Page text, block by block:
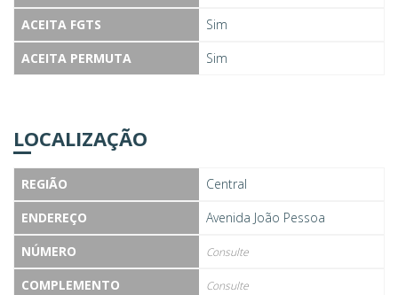
ACEITA FGTS
Sim
ACEITA PERMUTA
Sim
LOCALIZAÇÃO
REGIÃO
Central
ENDEREÇO
Avenida João Pessoa
NÚMERO
Consulte
COMPLEMENTO Consulte